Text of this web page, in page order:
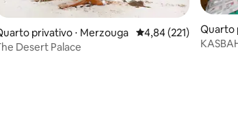
média de 5, 116 avaliações
privativo ⋅ Merzouga 4,84 de uma
4,84 (221)
Desert Palace
Quarto